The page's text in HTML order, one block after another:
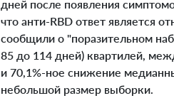
дней после появления
что анти-RBD ответ является
сообщили о "поразительном
85 до 114 дней) квартилей,
и 70,1%-ное снижение
небольшой размер выборки.